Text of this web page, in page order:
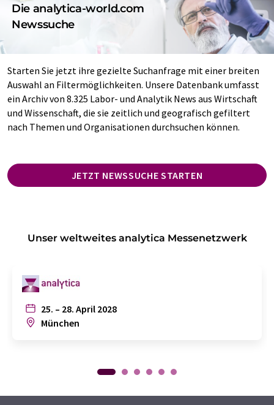
Die analytica-world.com
Newssuche
Starten Sie jetzt ihre gezielte Suchanfrage mit einer breiten
Auswahl an Filtermöglichkeiten. Unsere Datenbank umfasst
ein Archiv von 8.325 Labor- und Analytik News aus Wirtschaft
und Wissenschaft, die sie zeitlich und geografisch gefiltert
nach Themen und Organisationen durchsuchen können.
JETZT NEWSSUCHE STARTEN
Unser weltweites analytica Messenetzwerk
25. – 28. April 2028
München